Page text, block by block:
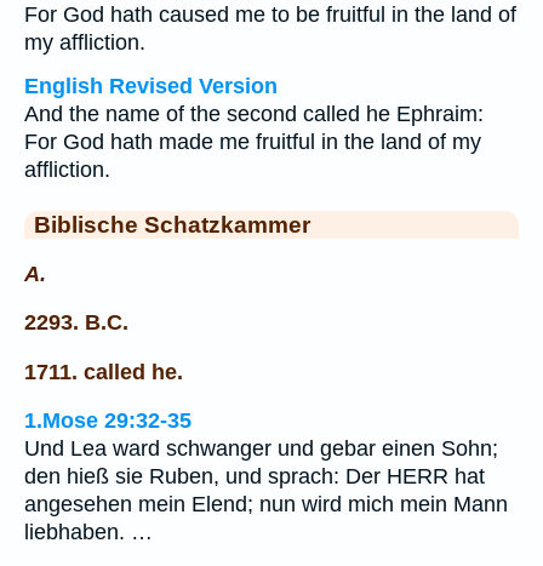
For God hath caused me to be fruitful in the land of
my affliction.
English Revised Version
And the name of the second called he Ephraim:
For God hath made me fruitful in the land of my
affliction.
Biblische Schatzkammer
A.
2293. B.C.
1711. called he.
1.Mose 29:32-35
Und Lea ward schwanger und gebar einen Sohn;
den hieß sie Ruben, und sprach: Der HERR hat
angesehen mein Elend; nun wird mich mein Mann
liebhaben. …